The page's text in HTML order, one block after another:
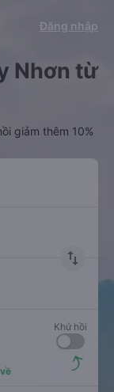
Mở app
Mở app
Đăng nhập
Nhơn từ
giảm thêm 10%
import_export
Khứ hồi